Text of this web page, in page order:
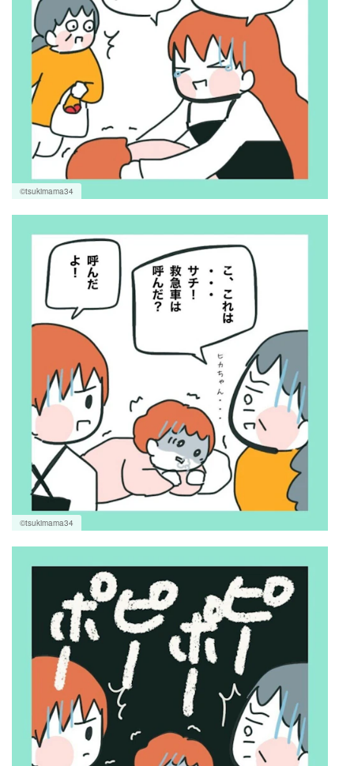
©tsukimama34
©tsukimama34